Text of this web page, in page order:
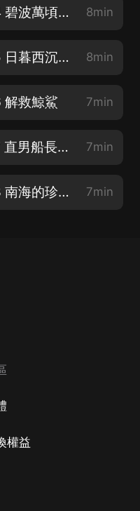
從海洋環球悠閒直播 004 碧波萬頃 遊艇出海 8min
從海洋環球悠閒直播 005 日暮西沉準備潛水（新書福利來了呦） 8min
救鯨鯊 7min
從海洋環球悠閒直播 007 直男船長永不洗碗 7min
從海洋環球悠閒直播 008 南海的珍珠項鏈 寶島七連嶼 7min
權益